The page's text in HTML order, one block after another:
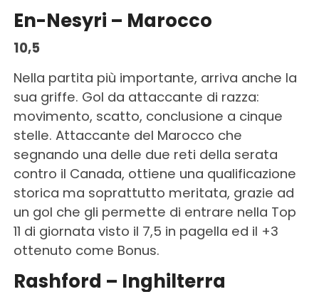
En-Nesyri – Marocco
10,5
Nella partita più importante, arriva anche la
sua griffe. Gol da attaccante di razza:
movimento, scatto, conclusione a cinque
stelle. Attaccante del Marocco che
segnando una delle due reti della serata
contro il Canada, ottiene una qualificazione
storica ma soprattutto meritata, grazie ad
un gol che gli permette di entrare nella Top
11 di giornata visto il 7,5 in pagella ed il +3
ottenuto come Bonus.
Rashford – Inghilterra